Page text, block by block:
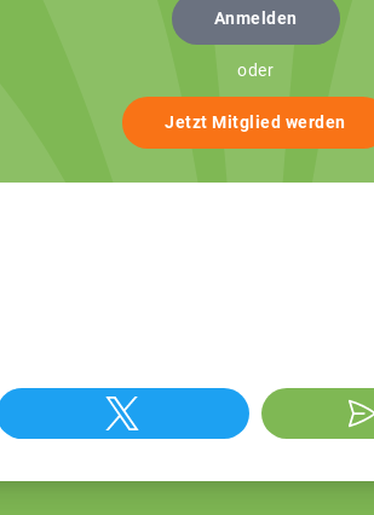
Anmelden
oder
Jetzt Mitglied werden